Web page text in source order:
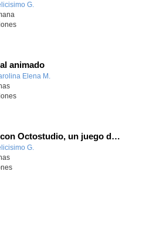
G.
animado
Elena M.
Programa con Octostudio, un juego de Educación Víal cruzando un paso de cebra.
G.